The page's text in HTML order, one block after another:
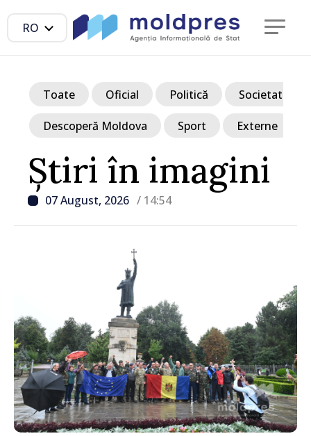
RO
Știri în imagini
07 August, 2026 / 14:54
Toate Oficial Politică Societate
Descoperă Moldova Sport Externe